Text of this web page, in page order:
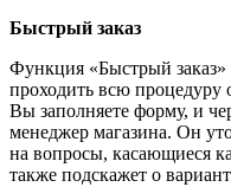
Быстрый заказ
Функция «Быстрый заказ»
проходить всю процедуру
Вы заполняете форму, и
менеджер магазина. Он
на вопросы, касающиеся
также подскажет о